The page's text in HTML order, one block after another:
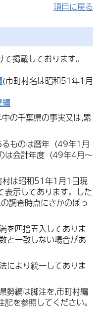
項目に戻る
掲載しております。
(市町村名は昭和51年1月
編
の千葉県の事実又は,累
ものは暦年（49年1月
は会計年度（49年4月～
村は昭和51年1月1日現
表示してあります。した
調査時点にさかのぼっ
を四捨五入してありま
と一致しない場合があ
により統一してありま
勢編は脚注を,市町村編
を参照してください。